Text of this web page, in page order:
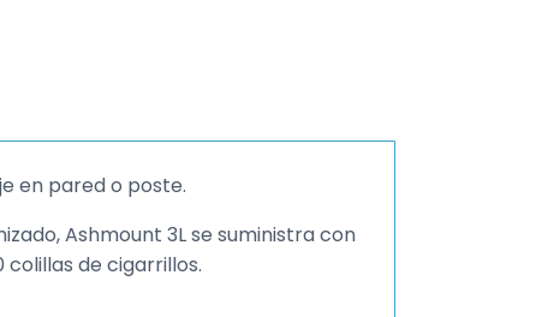
en pared o poste.
Ashmount 3L se suministra con
de cigarrillos.